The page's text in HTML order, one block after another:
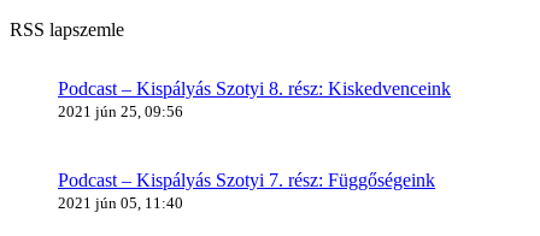
RSS lapszemle
Podcast – Kispályás Szotyi 8. rész: Kiskedvenceink
2021 jún 25, 09:56
Podcast – Kispályás Szotyi 7. rész: Függőségeink
2021 jún 05, 11:40